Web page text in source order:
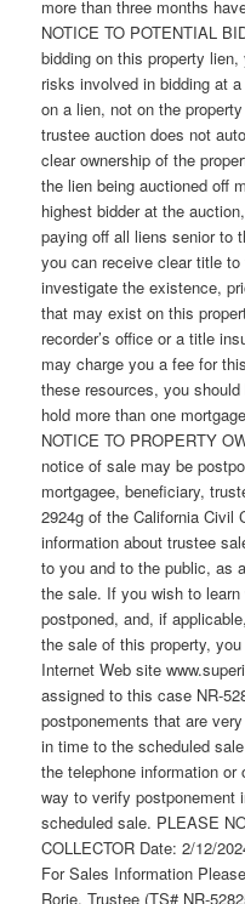
more than three months
NOTICE TO POTENTIAL
bidding on this property
risks involved in bidding at
on a lien, not on the
trustee auction does not
clear ownership of the
the lien being auctioned off
highest bidder at the
paying off all liens senior to
you can receive clear title
investigate the existence,
that may exist on this
recorder’s office or a title
may charge you a fee for
these resources, you
hold more than one
NOTICE TO PROPERTY
notice of sale may be
mortgagee, beneficiary,
2924g of the California Civil
information about trustee
to you and to the public, as
the sale. If you wish to
postponed, and, if
the sale of this property,
Internet Web site
assigned to this case NR-
postponements that are
in time to the scheduled
the telephone information
way to verify postponement
scheduled sale. PLEASE
COLLECTOR Date: 2/12/
For Sales Information
Rorie, Trustee (TS# NR-